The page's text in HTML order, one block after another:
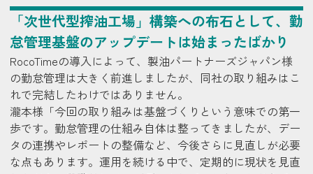
「次世代型搾油工場」構築への布石として、勤
怠管理基盤のアップデートは始まったばかり
RocoTimeの導入によって、製油パートナーズジャパン様
の勤怠管理は大きく前進しましたが、同社の取り組みはこ
れで完結したわけではありません。
瀧本様 「今回の取り組みは基盤づくりという意味での第一
歩です。勤怠管理の仕組み自体は整ってきましたが、デー
タの連携やレポートの整備など、今後さらに見直しが必要
な点もあります。運用を続ける中で、定期的に現状を見直